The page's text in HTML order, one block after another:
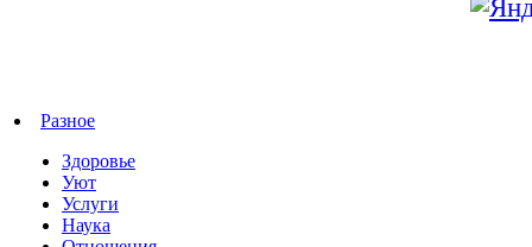
Разное
Здоровье
Уют
Услуги
Наука